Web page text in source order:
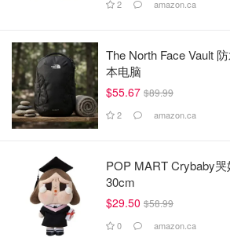
2 amazon.ca
The North Face Vault
本电脑
$55.67 $89.99
2 amazon.ca
POP MART Crybaby
30cm
$29.50 $58.99
0 amazon.ca